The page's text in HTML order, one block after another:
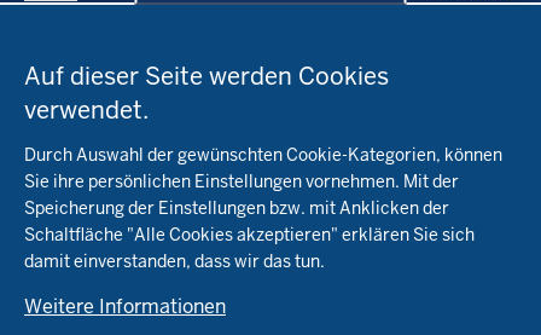
Auf dieser Seite werden Cookies
verwendet.
Durch Auswahl der gewünschten Cookie-Kategorien, können
Sie ihre persönlichen Einstellungen vornehmen. Mit der
Speicherung der Einstellungen bzw. mit Anklicken der
Schaltfläche "Alle Cookies akzeptieren" erklären Sie sich
damit einverstanden, dass wir das tun.
Weitere Informationen
in
der
Fachinfo
Öko-Modellregionen NRW
Pflanzenbau
Tierhaltung
Markt
Umstellung
Beratung
Landwirtschaftskammer NRW
Bioland
Versuche
Leitbetriebe Ökologischer Landbau